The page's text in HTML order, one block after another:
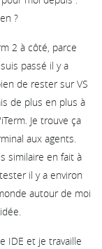
?
2 à côté, parce
passé il y a
de rester sur VS
de plus en plus à
Je trouve ça
aux agents.
similaire en fait à
il y a environ
autour de moi
IDE et je travaille